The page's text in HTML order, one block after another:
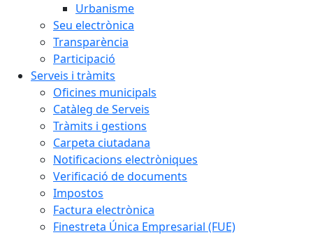
Urbanisme
Seu electrònica
Transparència
Participació
Serveis i tràmits
Oficines municipals
Catàleg de Serveis
Tràmits i gestions
Carpeta ciutadana
Notificacions electròniques
Verificació de documents
Impostos
Factura electrònica
Finestreta Única Empresarial (FUE)